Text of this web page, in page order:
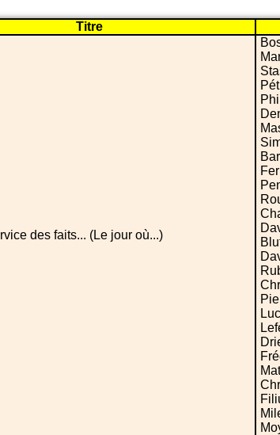
Titre
des faits... (Le jour où...)